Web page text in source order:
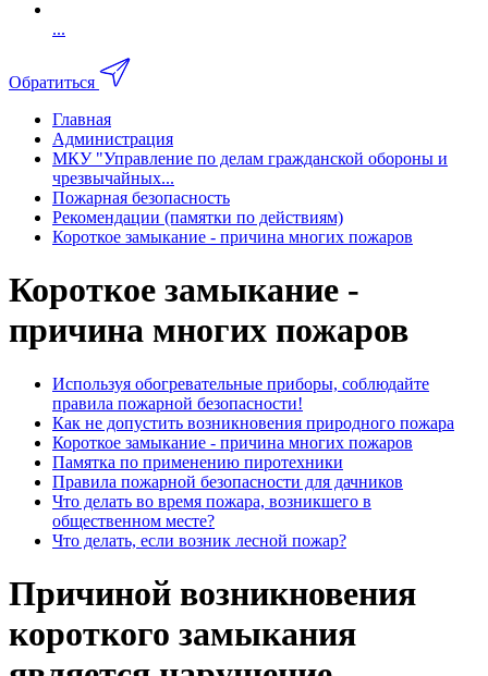
...
Обратиться
Главная
Администрация
МКУ "Управление по делам гражданской обороны и
чрезвычайных...
Пожарная безопасность
Рекомендации (памятки по действиям)
Короткое замыкание - причина многих пожаров
Короткое замыкание -
причина многих пожаров
Используя обогревательные приборы, соблюдайте
правила пожарной безопасности!
Как не допустить возникновения природного пожара
Короткое замыкание - причина многих пожаров
Памятка по применению пиротехники
Правила пожарной безопасности для дачников
Что делать во время пожара, возникшего в
общественном месте?
Что делать, если возник лесной пожар?
Причиной возникновения
короткого замыкания